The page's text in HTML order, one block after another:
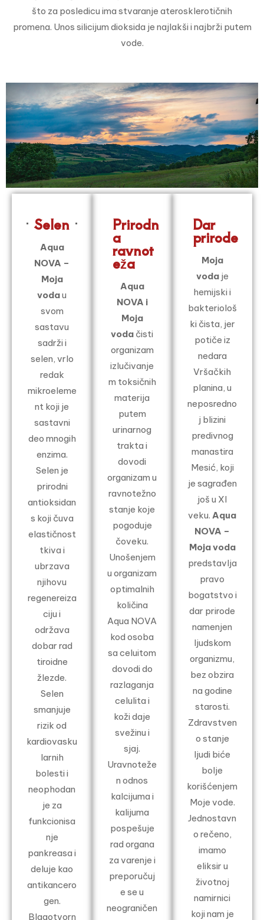
što za posledicu ima stvaranje aterosklerotičnih
promena. Unos silicijum dioksida je najlakši i najbrži putem
vode.
Selen
Aqua
NOVA –
Moja
vodau
svom
sastavu
sadrži i
selen, vrlo
redak
mikroeleme
nt koji je
sastavni
deo mnogih
enzima.
Selen je
prirodni
antioksidan
s koji čuva
elastičnost
tkiva i
ubrzava
njihovu
regenereiza
ciju i
održava
dobar rad
tiroidne
žlezde.
Selen
smanjuje
rizik od
kardiovasku
larnih
bolesti i
neophodan
je za
funkcionisa
nje
pankreasa i
deluje kao
antikancero
gen.
Blagotvorn
Prirodn
a
ravnot
eža
Aqua
NOVA i
Moja
voda čisti
organizam
izlučivanje
m toksičnih
materija
putem
urinarnog
trakta i
dovodi
organizam u
ravnotežno
stanje koje
pogoduje
čoveku.
Unošenjem
u organizam
optimalnih
količina
Aqua NOVA
kod osoba
sa celuitom
dovodi do
razlaganja
celulita i
koži daje
svežinu i
sjaj.
Uravnoteže
n odnos
kalcijuma i
kalijuma
pospešuje
rad organa
za varenje i
preporučuj
e se u
neograničen
Dar
prirode
Moja
vodaje
hemijski i
bakteriološ
ki čista, jer
potiče iz
nedara
Vršačkih
planina, u
neposredno
j blizini
predivnog
manastira
Mesić, koji
je sagrađen
još u XI
veku. Aqua
NOVA –
Moja voda
predstavlja
pravo
bogatstvo i
dar prirode
namenjen
ljudskom
organizmu,
bez obzira
na godine
starosti.
Zdravstven
o stanje
ljudi biće
bolje
korišćenjem
Moje vode.
Jednostavn
o rečeno,
imamo
eliksir u
životnoj
namirnici
koji nam je